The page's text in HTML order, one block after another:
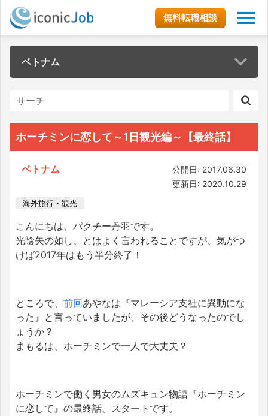
無料転職相談
ベトナム
ホーチミンに恋して～1日観光編～【最終話】
ベトナム
公開日: 2017.06.30
更新日: 2020.10.29
海外旅行・観光
こんにちは、パクチー丹羽です。
光陰矢の如し、とはよく言われることですが、気がつ
けば2017年はもう半分終了！
ところで、 前回あやなは『マレーシア支社に異動にな
った』と言っていましたが、その後どうなったのでし
ょうか？
まもるは、ホーチミンで一人で大丈夫？
ホーチミンで働く男女のムズキュン物語『ホーチミン
に恋して』の最終話、スタートです。